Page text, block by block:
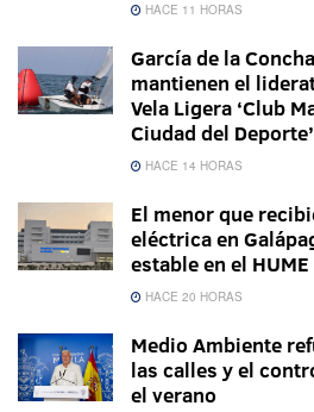
HACE 11 HORAS
García de la
mantienen el
Vela Ligera ‘Club
Ciudad del Deporte’
HACE 14 HORAS
El menor que
eléctrica en
estable en el HUME
HACE 20 HORAS
Medio Ambiente
las calles y el
el verano